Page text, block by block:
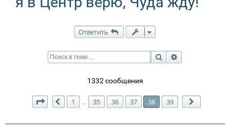
Ответить
Поиск
1332 сообщения
Страница 38 из39
Пред.
1 … 35 36 37 38 39